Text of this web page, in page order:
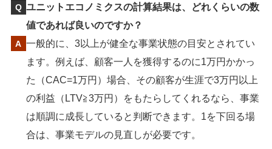
ユニットエコノミクスの計算結果は、どれくらいの数
値であれば良いのですか？
一般的に、3以上が健全な事業状態の目安とされてい
ます。例えば、顧客一人を獲得するのに1万円かかっ
た（CAC=1万円）場合、その顧客が生涯で3万円以上
の利益（LTV≧3万円）をもたらしてくれるなら、事業
は順調に成長していると判断できます。1を下回る場
合は、事業モデルの見直しが必要です。